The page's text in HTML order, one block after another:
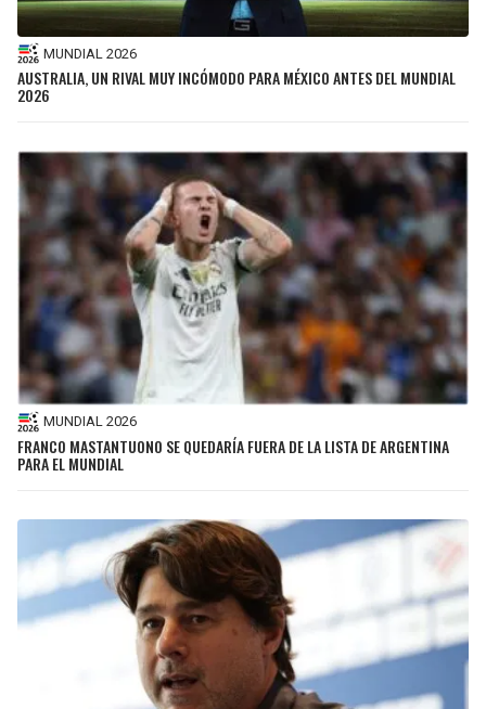
MUNDIAL 2026
AUSTRALIA, UN RIVAL MUY INCÓMODO PARA MÉXICO ANTES DEL MUNDIAL
2026
MUNDIAL 2026
FRANCO MASTANTUONO SE QUEDARÍA FUERA DE LA LISTA DE ARGENTINA
PARA EL MUNDIAL